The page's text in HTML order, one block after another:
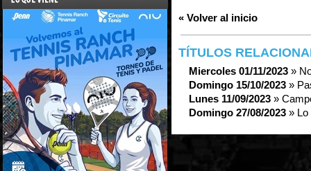
« Volver al inicio
TÍTULOS
Miercoles 01/11/2023 »
Domingo 15/10/2023 »
Lunes 11/09/2023 »
Domingo 27/08/2023 » Lo